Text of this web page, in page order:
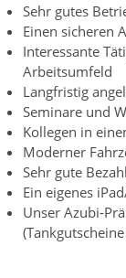
Sehr gutes
Einen sicheren
Interessante
Arbeitsumfeld
Langfristig
Seminare und
Kollegen in
Moderner
Sehr gute
Ein eigenes
Unser Azubi-